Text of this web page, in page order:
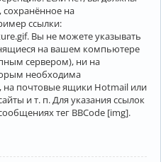
сохранённое на
ссылки:
Вы не можете указывать
на вашем компьютере
сервером), ни на
необходима
на почтовые ящики Hotmail или
и т. п. Для указания ссылок
тег BBCode [img].